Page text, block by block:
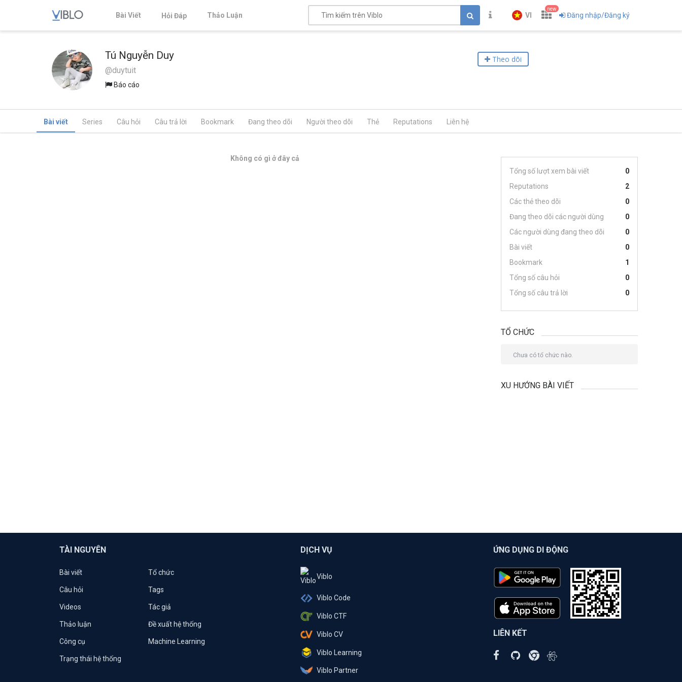
Bài Viết Hỏi Đáp Thảo Luận VI
new
Đăng nhập/Đăng ký
Tú Nguyễn Duy
@duytuit
Báo cáo
Theo dõi
Bài viết Series Câu hỏi Câu trả lời Bookmark Đang theo dõi Người theo dõi Thẻ Reputations Liên hệ
Không có gì ở đây cả
Tổng số lượt xem bài viết
0
Reputations
2
Các thẻ theo dõi
0
Đang theo dõi các người dùng
0
Các người dùng đang theo dõi
0
Bài viết
0
Bookmark
1
Tổng số câu hỏi
0
Tổng số câu trả lời
0
TỔ CHỨC
Chưa có tổ chức nào.
XU HƯỚNG BÀI VIẾT
TÀI NGUYÊN
Bài viết Tổ chức
Câu hỏi Tags
Videos Tác giả
Thảo luận Đề xuất hệ thống
Công cụ Machine Learning
Trạng thái hệ thống
DỊCH VỤ
Viblo
Viblo Code
Viblo CTF
Viblo CV
Viblo Learning
Viblo Partner
ỨNG DỤNG DI ĐỘNG
LIÊN KẾT